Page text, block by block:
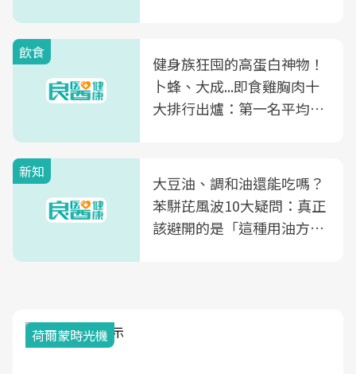
飲食
健身族狂囤的高蛋白神物！
卜蜂、大成...即食雞胸肉十
大排行出爐：第一名平均一
新知
大豆油、調和油還能吃嗎？
苯駢芘風波10大疑問：真正
該避開的是「這種用油方
荷爾蒙時光機